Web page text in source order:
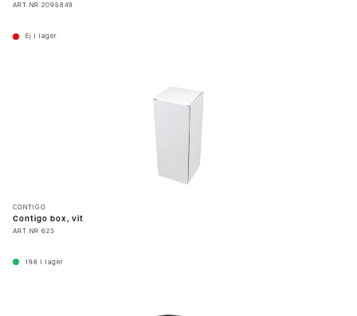
ART.NR 2095849
Ej i lager
CONTIGO
Contigo box, vit
ART.NR 623
198 I lager